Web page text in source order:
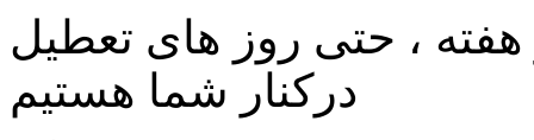
24 ساعته در 7 روز هفته ، حتی روز های تعطیل
درکنار شما هستیم